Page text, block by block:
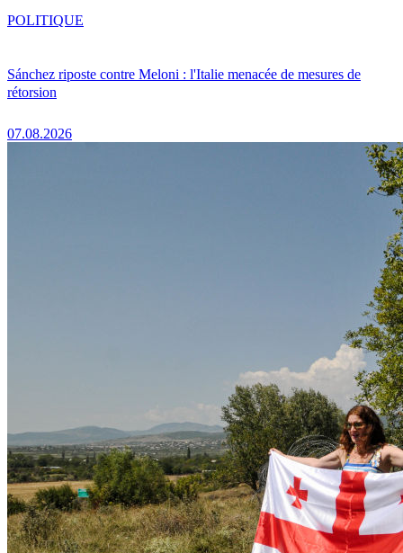
Sánchez riposte contre Meloni : l'Italie menacée de mesures de
rétorsion
07.08.2026
POLITIQUE